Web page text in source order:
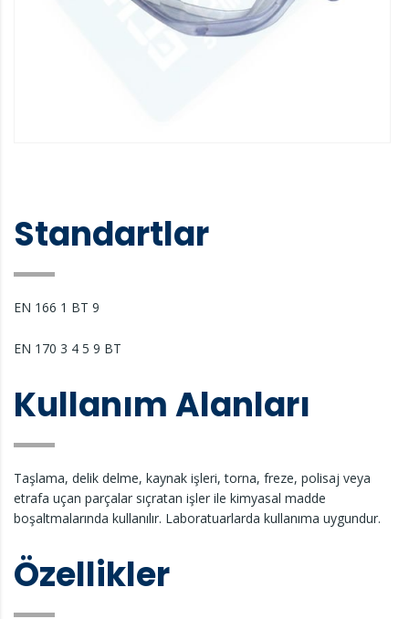
Standartlar
EN 166 1 BT 9
EN 170 3 4 5 9 BT
Kullanım Alanları
Taşlama, delik delme, kaynak işleri, torna, freze, polisaj veya
etrafa uçan parçalar sıçratan işler ile kimyasal madde
boşaltmalarında kullanılır. Laboratuarlarda kullanıma uygundur.
Özellikler